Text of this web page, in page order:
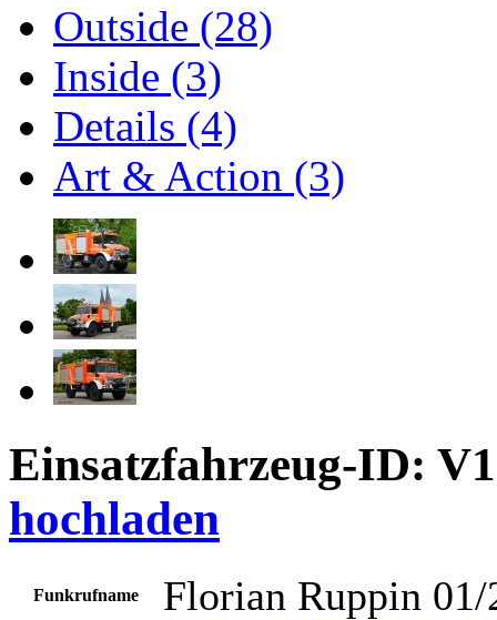
Outside (28)
Inside (3)
Details (4)
Art & Action (3)
Einsatzfahrzeug-ID:
hochladen
Funkrufname Florian Ruppin 01/